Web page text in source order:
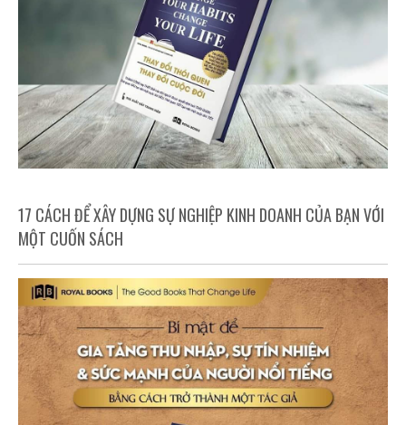
17 CÁCH ĐỂ XÂY DỰNG SỰ NGHIỆP KINH DOANH CỦA BẠN VỚI
MỘT CUỐN SÁCH